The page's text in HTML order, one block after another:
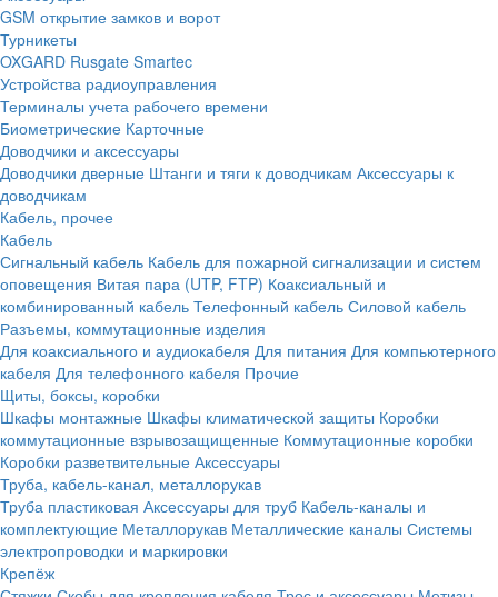
GSM открытие замков и ворот
Турникеты
OXGARD Rusgate Smartec
Устройства радиоуправления
Терминалы учета рабочего времени
Биометрические Карточные
Доводчики и аксессуары
Доводчики дверные Штанги и тяги к доводчикам Аксессуары к
доводчикам
Кабель, прочее
Кабель
Сигнальный кабель Кабель для пожарной сигнализации и систем
оповещения Витая пара (UTP, FTP) Коаксиальный и
комбинированный кабель Телефонный кабель Силовой кабель
Разъемы, коммутационные изделия
Для коаксиального и аудиокабеля Для питания Для компьютерного
кабеля Для телефонного кабеля Прочие
Щиты, боксы, коробки
Шкафы монтажные Шкафы климатической защиты Коробки
коммутационные взрывозащищенные Коммутационные коробки
Коробки разветвительные Аксессуары
Труба, кабель-канал, металлорукав
Труба пластиковая Аксессуары для труб Кабель-каналы и
комплектующие Металлорукав Металлические каналы Системы
электропроводки и маркировки
Крепёж